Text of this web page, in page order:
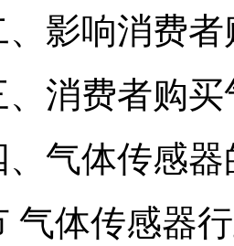
消费者购
者购买气
传感器
体传感器行